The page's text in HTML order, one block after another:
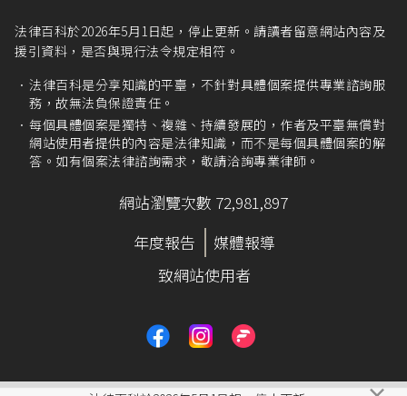
法律百科於2026年5月1日起，停止更新。請讀者留意網站內容及
援引資料，是否與現行法令規定相符。
法律百科是分享知識的平臺，不針對具體個案提供專業諮詢服
務，故無法負保證責任。
每個具體個案是獨特、複雜、持續發展的，作者及平臺無償對
網站使用者提供的內容是法律知識，而不是每個具體個案的解
答。如有個案法律諮詢需求，敬請洽詢專業律師。
網站瀏覽次數 72,981,897
年度報告
媒體報導
致網站使用者